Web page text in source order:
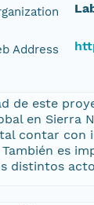
Address
de este
en Sierra
contar con
es
distintos